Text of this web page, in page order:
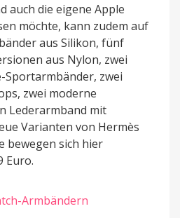
auch die eigene Apple
möchte, kann zudem auf
aus Silikon, fünf
aus Nylon, zwei
zwei
zwei moderne
Lederarmband mit
Varianten von Hermès
bewegen sich hier
Euro.
Armbändern